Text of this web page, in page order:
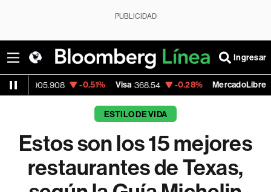
PUBLICIDAD
Ingresar
-0.51% Visa 368.54 -0.28% MercadoLibre 1,924.95
ESTILO DE VIDA
Estos son los 15 mejores
restaurantes de Texas,